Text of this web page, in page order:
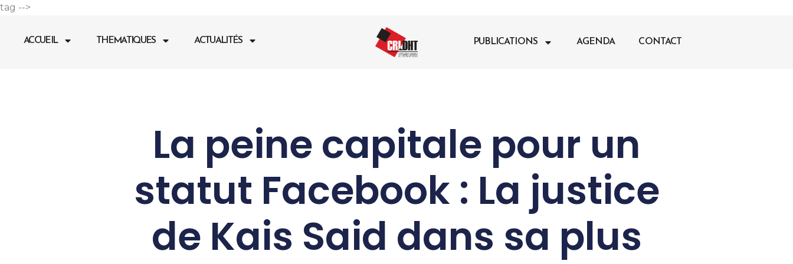
tag -->
contenu
ACCUEIL THEMATIQUES ACTUALITÉS PUBLICATIONS AGENDA CONTACT
La peine capitale pour un
statut Facebook : La justice
de Kais Said dans sa plus